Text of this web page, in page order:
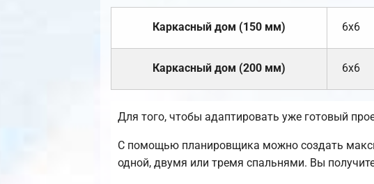
Каркасный дом (150 мм) 6х6
Каркасный дом (200 мм) 6х6
Для того, чтобы адаптировать уже готовый
С помощью планировщика можно создать
одной, двумя или тремя спальнями. Вы